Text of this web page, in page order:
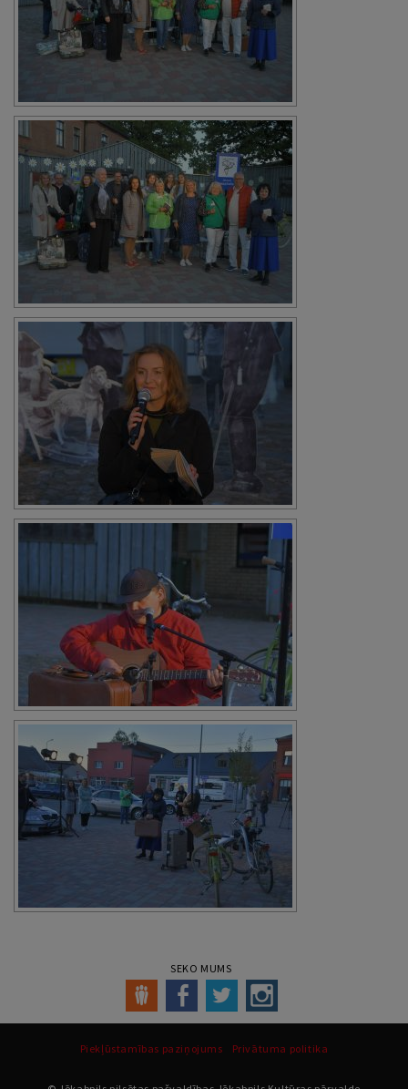
SEKO MUMS
Piekļūstamības paziņojums Privātuma politika